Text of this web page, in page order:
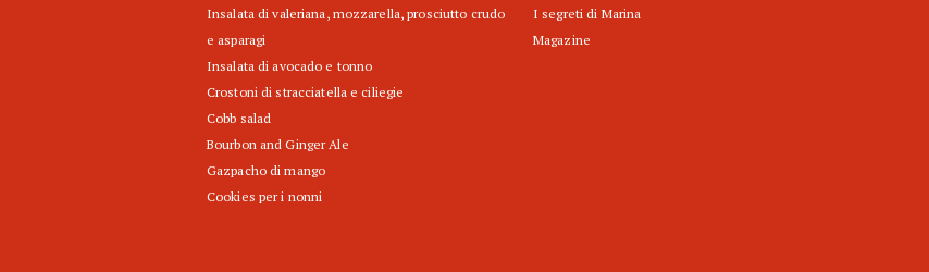
Insalata di valeriana, mozzarella, prosciutto crudo
e asparagi
Insalata di avocado e tonno
Crostoni di stracciatella e ciliegie
Cobb salad
Bourbon and Ginger Ale
Gazpacho di mango
Cookies per i nonni
I segreti di Marina
Magazine